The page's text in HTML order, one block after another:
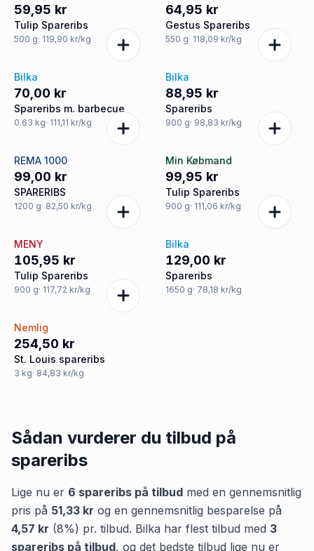
59,95 kr
Tulip Spareribs
500 g· 119,90 kr/kg
64,95 kr
Gestus Spareribs
550 g· 118,09 kr/kg
Bilka
70,00 kr
Spareribs m. barbecue
0.63 kg· 111,11 kr/kg
Bilka
88,95 kr
Spareribs
900 g· 98,83 kr/kg
REMA 1000
99,00 kr
SPARERIBS
1200 g· 82,50 kr/kg
Min Købmand
99,95 kr
Tulip Spareribs
900 g· 111,06 kr/kg
MENY
105,95 kr
Tulip Spareribs
900 g· 117,72 kr/kg
Bilka
129,00 kr
Spareribs
1650 g· 78,18 kr/kg
Nemlig
254,50 kr
St. Louis spareribs
3 kg· 84,83 kr/kg
Sådan vurderer du tilbud på
spareribs
Lige nu er 6 spareribs på tilbud med en gennemsnitlig
pris på 51,33 kr og en gennemsnitlig besparelse på
4,57 kr (8%) pr. tilbud. Bilka har flest tilbud med 3
spareribs på tilbud, og det bedste tilbud lige nu er